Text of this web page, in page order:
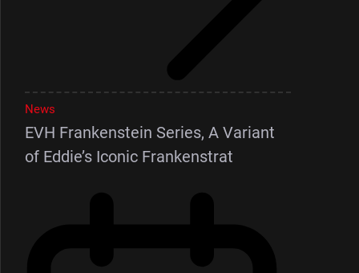
News
EVH Frankenstein Series, A Variant
of Eddie’s Iconic Frankenstrat